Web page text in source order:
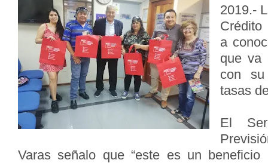
2019.-
Crédito
a
que va
con
tasas
El
Varas señalo que “este es un